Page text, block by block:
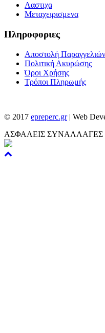
Λαστιχα
Μεταχειρισμενα
Πληροφοριες
Αποστολή Παραγγελιών
Πολιτική Ακυρώσης
Όροι Χρήσης
Τρόποι Πληρωμής
© 2017 epreperc.gr| Web
ΑΣΦΑΛΕΙΣ ΣΥΝΑΛΛΑΓΕΣ